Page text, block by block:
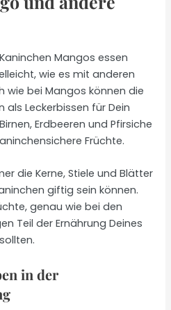
Mangos essen
wie es mit anderen
wie bei Mangos können die
als Leckerbissen für Dein
Erdbeeren und Pfirsiche
Früchte.
die Kerne, Stiele und Blätter
giftig sein können.
genau wie bei den
Teil der Ernährung Deines
in der